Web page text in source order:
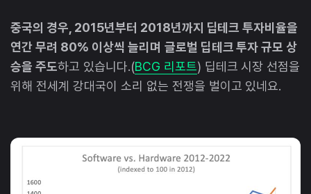
중국의 경우, 2015년부터 2018년까지 딥테크 투자비율을
연간 무려 80% 이상씩 늘리며 글로벌 딥테크 투자 규모 상
승을 주도하고 있습니다.(BCG 리포트) 딥테크 시장 선점을
위해 전세계 강대국이 소리 없는 전쟁을 벌이고 있네요.